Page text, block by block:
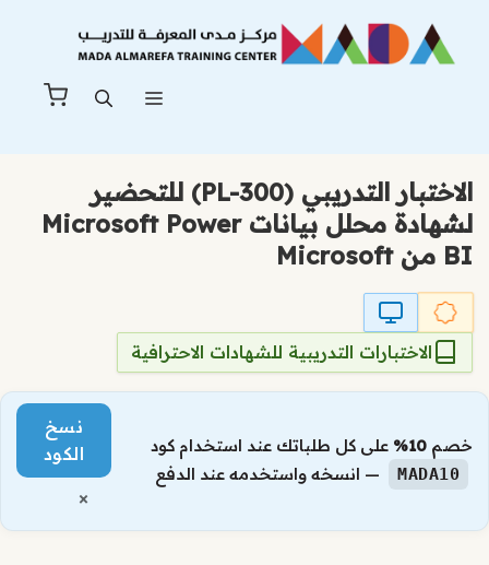
المحتوى
الاختبار التدريبي (PL-300) للتحضير
لشهادة محلل بيانات Microsoft Power
BI من Microsoft
الاختبارات التدريبية للشهادات الاحترافية
خصم 10% على كل طلباتك عند استخدام كود
MADA10 — انسخه واستخدمه عند الدفع
نسخ
الكود
×